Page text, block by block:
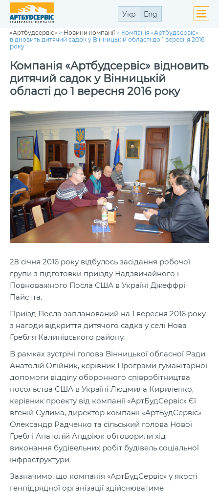
Укр Eng
«Артбудсервіс» > Новини компанії > Компанія «Артбудсервіс»
відновить дитячий садок у Вінницькій області до 1 вересня 2016
року
Компанія «Артбудсервіс» відновить
дитячий садок у Вінницькій
області до 1 вересня 2016 року
28 січня 2016 року відбулось засідання робочої
групи з підготовки приїзду Надзвичайного і
Повноважного Посла США в Україні Джеффрі
Пайєтта.
Приїзд Посла запланований на 1 вересня 2016 року
з нагоди відкриття дитячого садка у селі Нова
Гребля Калинівського району.
В рамках зустрічі голова Вінницької обласної Ради
Анатолій Олійник, керівник Програми гуманітарної
допомоги відділу оборонного співробітництва
посольства США в Україні Людмила Кириленко,
керівник проекту від компанії «АртБудСервіс» Єї
вгеній Сулима, директор компанії «АртБудСервіс»
Олександр Радченко та сільський голова Нової
Греблі Анатолій Андріюк обговорили хід
виконання будівельних робіт будівель соціальної
інфраструктури.
Зазначимо, що компанія «АртБудСервіс» у якості
генпідрядної організації здійснюватиме